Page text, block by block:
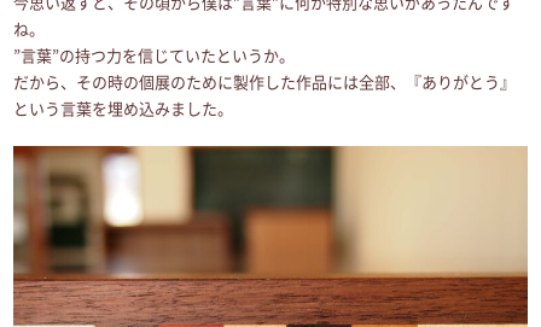
ね。
”言葉”の持つ力を信じていたというか。
だから、その時の個展のために製作した作品には全部、『ありがとう』
という言葉を埋め込みました。